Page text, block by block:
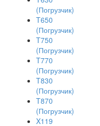
(Погрузчик)
T650
(Погрузчик)
T750
(Погрузчик)
T770
(Погрузчик)
T830
(Погрузчик)
T870
(Погрузчик)
X119